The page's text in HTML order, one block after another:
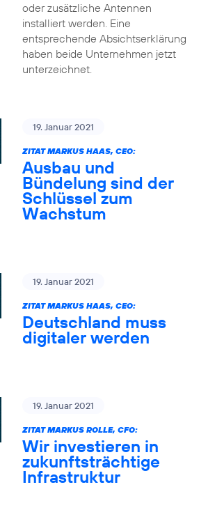
oder zusätzliche Antennen
installiert werden. Eine
entsprechende Absichtserklärung
haben beide Unternehmen jetzt
unterzeichnet.
19. Januar 2021
ZITAT MARKUS HAAS, CEO:
Ausbau und
Bündelung sind der
Schlüssel zum
Wachstum
19. Januar 2021
ZITAT MARKUS HAAS, CEO:
Deutschland muss
digitaler werden
19. Januar 2021
ZITAT MARKUS ROLLE, CFO:
Wir investieren in
zukunftsträchtige
Infrastruktur